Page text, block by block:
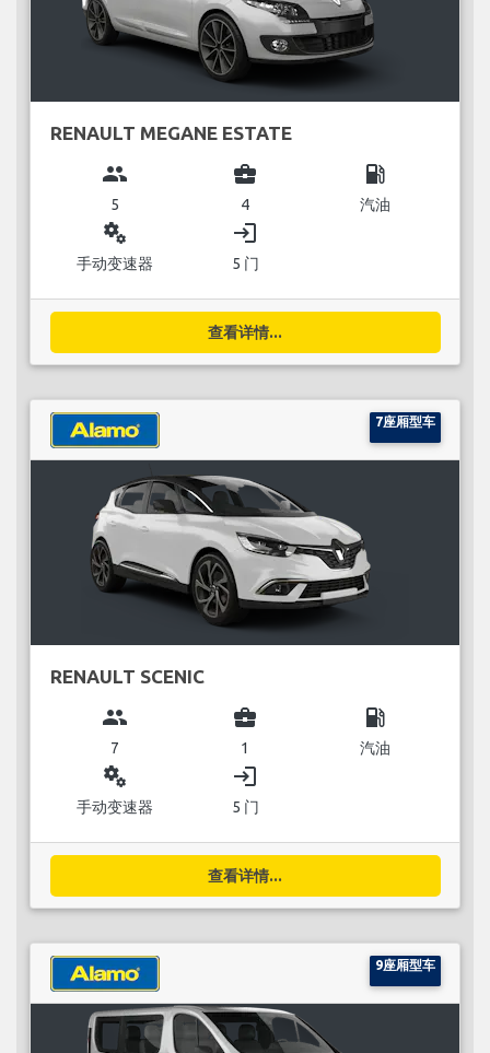
RENAULT MEGANE ESTATE
group
5
business_center
4
local_gas_station
汽油
miscellaneous_services
手动变速器
login
5 门
查看详情...
7座厢型车
RENAULT SCENIC
group
7
business_center
1
local_gas_station
汽油
miscellaneous_services
手动变速器
login
5 门
查看详情...
9座厢型车